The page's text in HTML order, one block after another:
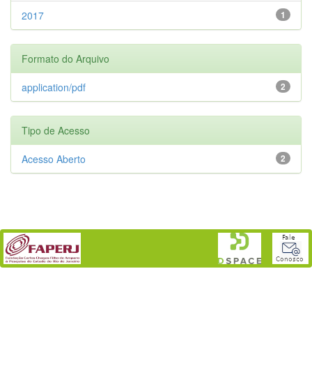
1
2017
Formato do Arquivo
2
application/pdf
Tipo de Acesso
2
Acesso Aberto